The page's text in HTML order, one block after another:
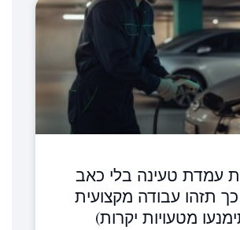
עמדת טעינה בלי כאב
תזהו עבודה מקצועית
מטעויות יקרות)